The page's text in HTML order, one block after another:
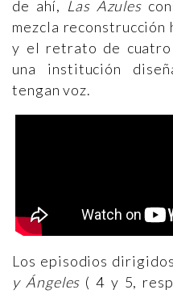
de ahí, Las Azules
mezcla
y el retrato de cuatro
una institución
tengan voz.
Los episodios
y Ángeles ( 4 y 5,